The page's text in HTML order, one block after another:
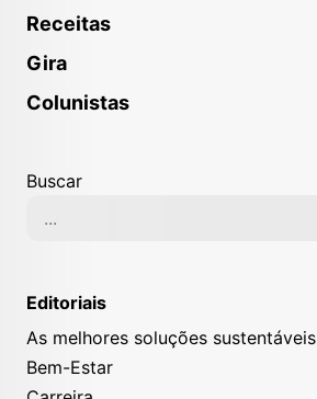
Receitas
Gira
Colunistas
Buscar
Editoriais
As melhores soluções sustentáveis
Bem-Estar